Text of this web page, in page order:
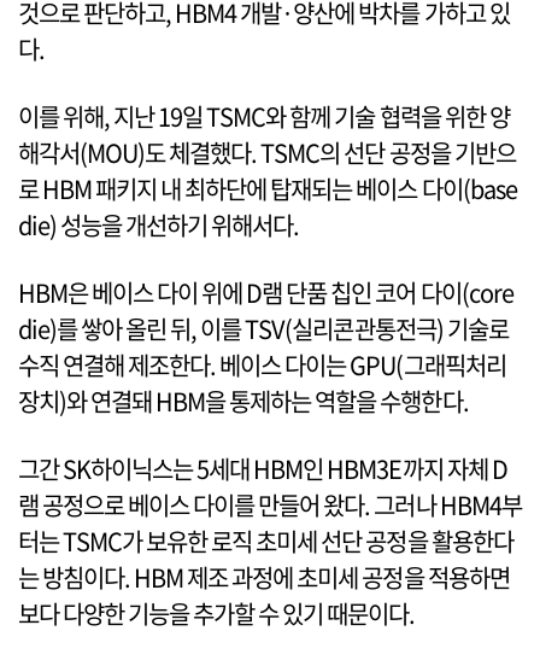
것으로 판단하고, HBM4 개발·양산에 박차를 가하고 있
다.
이를 위해, 지난 19일 TSMC와 함께 기술 협력을 위한 양
해각서(MOU)도 체결했다. TSMC의 선단 공정을 기반으
로 HBM 패키지 내 최하단에 탑재되는 베이스 다이(base
die) 성능을 개선하기 위해서다.
HBM은 베이스 다이 위에 D램 단품 칩인 코어 다이(core
die)를 쌓아 올린 뒤, 이를 TSV(실리콘관통전극) 기술로
수직 연결해 제조한다. 베이스 다이는 GPU(그래픽처리
장치)와 연결돼 HBM을 통제하는 역할을 수행한다.
그간 SK하이닉스는 5세대 HBM인 HBM3E까지 자체 D
램 공정으로 베이스 다이를 만들어 왔다. 그러나 HBM4부
터는 TSMC가 보유한 로직 초미세 선단 공정을 활용한다
는 방침이다. HBM 제조 과정에 초미세 공정을 적용하면
보다 다양한 기능을 추가할 수 있기 때문이다.